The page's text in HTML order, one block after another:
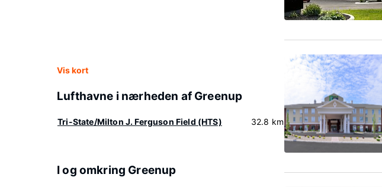
Vis kort
Lufthavne i nærheden af Greenup
Tri-State/Milton J. Ferguson Field (HTS) 32.8 km
I og omkring Greenup